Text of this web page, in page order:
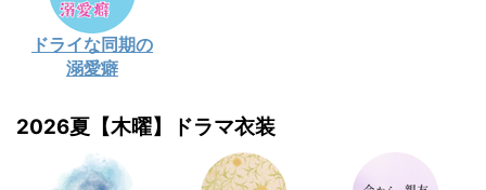
ドライな同期の
溺愛癖
2026夏【木曜】ドラマ衣装